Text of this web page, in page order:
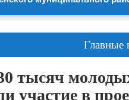
Главные
тысяч
участие в